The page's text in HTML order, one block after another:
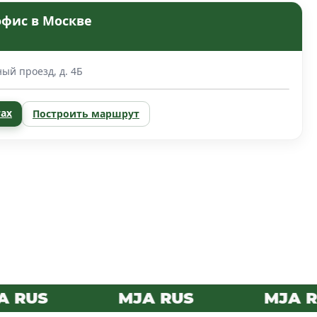
в Москве
проезд, д. 4Б
Построить маршрут
MJA RUS MJA